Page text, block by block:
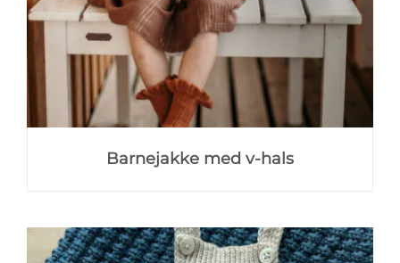
Barnejakke med v-hals